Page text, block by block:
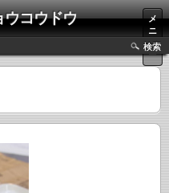
ウコウドウ
メ
ニ
ュ
ー
検索